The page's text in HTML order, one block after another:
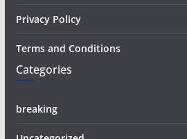
Privacy Policy
Terms and Conditions
Categories
breaking